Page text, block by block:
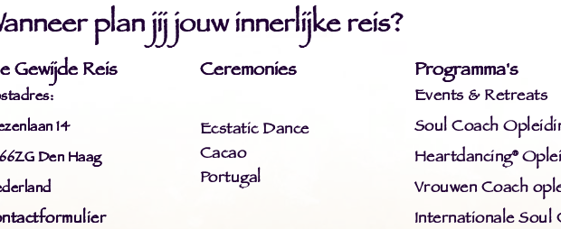
plan jij jouw innerlijke reis?
Gewijde Reis
14
Den Haag
Ceremonies
Ecstatic Dance
Cacao
Portugal
Programma's
Events & Retreats
Soul Coach
Heartdancing®
Vrouwen Coach
Internationale Soul